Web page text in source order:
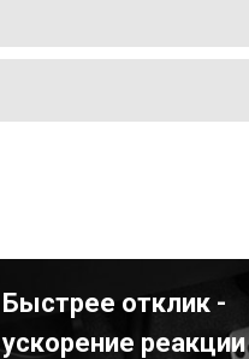
Быстрее отклик -
ускорение реакции